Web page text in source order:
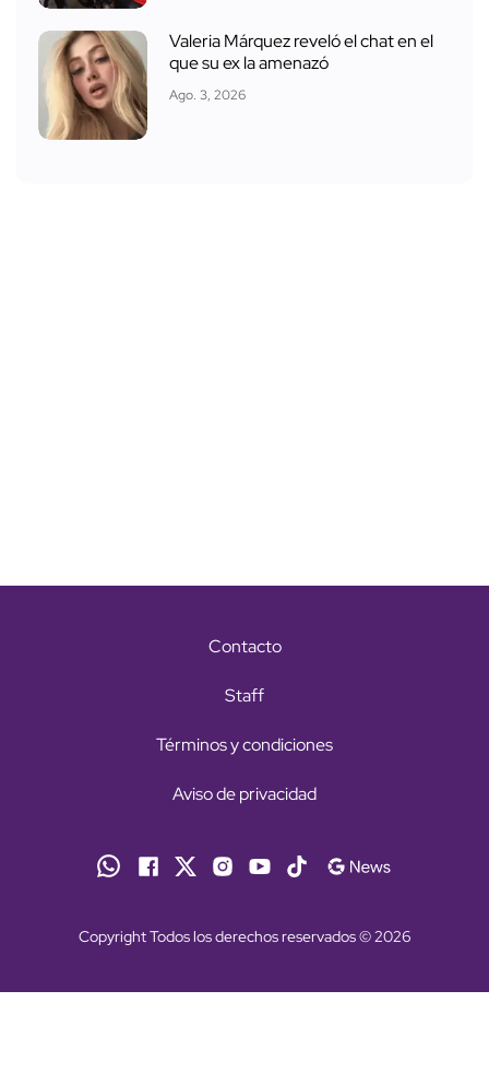
Valeria Márquez reveló el chat en el
que su ex la amenazó
Ago. 3, 2026
Contacto
Staff
Términos y condiciones
Aviso de privacidad
Copyright Todos los derechos reservados © 2026